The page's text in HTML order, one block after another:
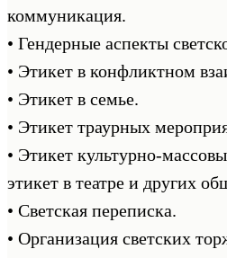
коммуникация.
• Гендерные аспекты
• Этикет в конфликтном
• Этикет в семье.
• Этикет траурных
• Этикет культурно-
этикет в театре и других
• Светская переписка.
• Организация светских